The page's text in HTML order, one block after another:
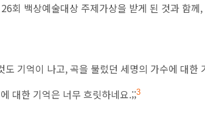
회 백상예술대상 주제가상을 받게 된 것과 함
도 기억이 나고, 곡을 불렀던 세명의 가수에 대
대한 기억은 너무 흐릿하네요.;;3